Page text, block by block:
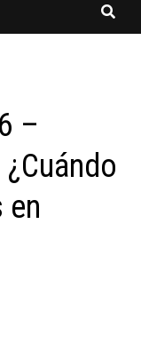
–
en